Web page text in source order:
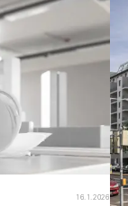
16.1.2026